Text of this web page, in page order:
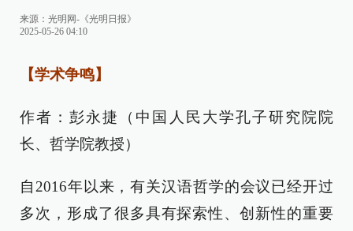
来源： 光明网-《光明日报》
2025-05-26 04:10
【学术争鸣】
作者：彭永捷（中国人民大学孔子研究院院
长、哲学院教授）
自2016年以来，有关汉语哲学的会议已经开过
多次，形成了很多具有探索性、创新性的重要